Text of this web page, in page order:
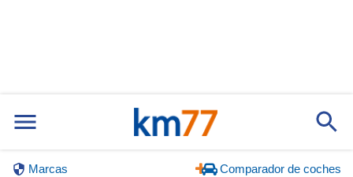
Marcas Comparador de coches